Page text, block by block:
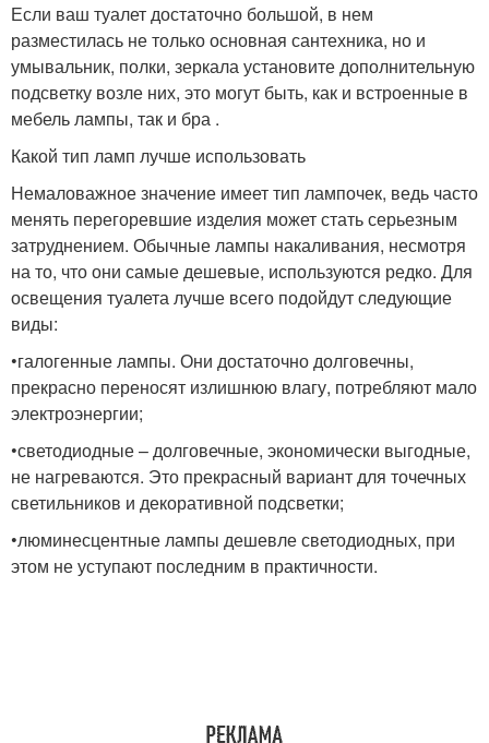
Если ваш туалет достаточно большой, в нем
разместилась не только основная сантехника, но и
умывальник, полки, зеркала установите дополнительную
подсветку возле них, это могут быть, как и встроенные в
мебель лампы, так и бра .
Какой тип ламп лучше использовать
Немаловажное значение имеет тип лампочек, ведь часто
менять перегоревшие изделия может стать серьезным
затруднением. Обычные лампы накаливания, несмотря
на то, что они самые дешевые, используются редко. Для
освещения туалета лучше всего подойдут следующие
виды:
•галогенные лампы. Они достаточно долговечны,
прекрасно переносят излишнюю влагу, потребляют мало
электроэнергии;
•светодиодные – долговечные, экономически выгодные,
не нагреваются. Это прекрасный вариант для точечных
светильников и декоративной подсветки;
•люминесцентные лампы дешевле светодиодных, при
этом не уступают последним в практичности.